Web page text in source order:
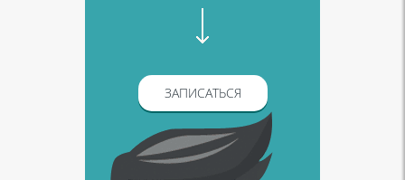
ЗАПИСАТЬСЯ